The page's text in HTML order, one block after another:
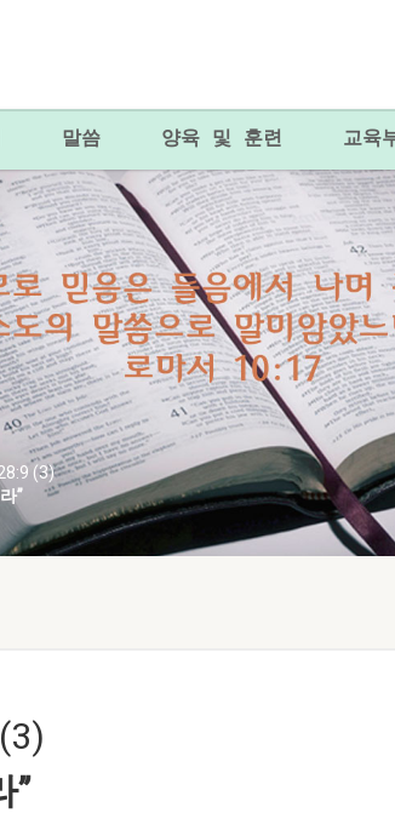
말씀 양육 및 훈련 교육
(3)
”
”